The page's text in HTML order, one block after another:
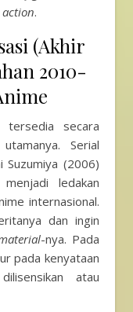
.
(Akhir
2010-
tersedia secara
Serial
(2006)
ledakan
internasional.
dan ingin
-nya. Pada
pada kenyataan
atau